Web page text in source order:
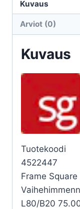
FRAME
SQUARE
GR
määrä
Kuvaus
Arviot (0)
Kuvaus
Tuotekoodi
4522447
Frame
L80/B20